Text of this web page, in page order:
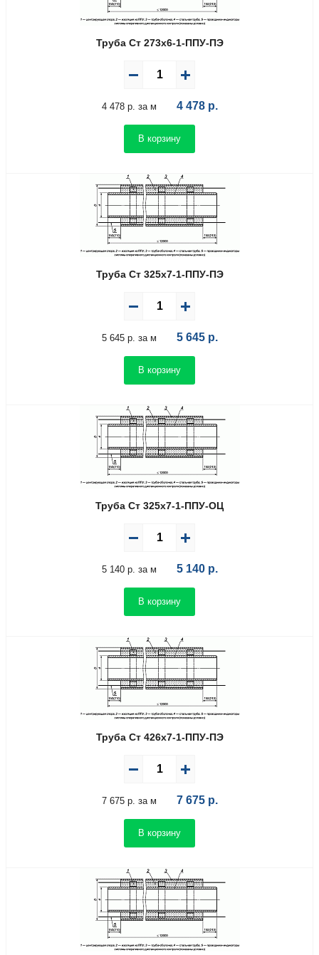
Труба Ст 273х6-1-ППУ-ПЭ
4 478 р. за м 4 478р.
В корзину
Труба Ст 325х7-1-ППУ-ПЭ
5 645 р. за м 5 645р.
В корзину
Труба Ст 325х7-1-ППУ-ОЦ
5 140 р. за м 5 140р.
В корзину
Труба Ст 426х7-1-ППУ-ПЭ
7 675 р. за м 7 675р.
В корзину